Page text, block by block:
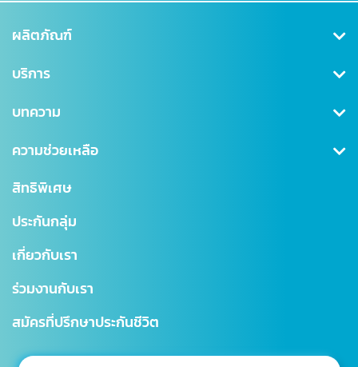
ผลิตภัณฑ์
คุ้มครองสุขภาพ
คุ้มครองอุบัติเหตุ
ประกันชีวิตควบการลงทุน
บริการ
สมัครสมาชิก/เข้าสู่ระบบ
การเรียกร้องค่าสินไหม
การเปลี่ยนแปลงกรมธรรม์
บริการอื่นๆ
มาตรฐานการให้บริการธุรกิจประกันชีวิต (SLA)
บทความ
ข่าวสาร CSR
ความช่วยเหลือ
สำนักงานใหญ่
สาขาไทยสมุทร
แผนผังเว็บไซต์
สิทธิพิเศษ
ประกันกลุ่ม
เกี่ยวกับเรา
ร่วมงานกับเรา
สมัครที่ปรึกษาประกันชีวิต